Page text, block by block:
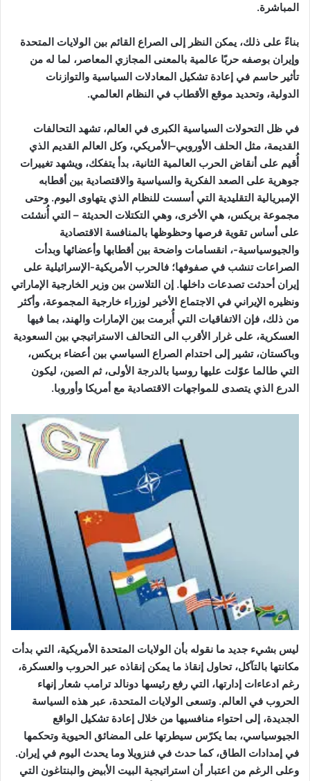
المباشرة.
بناءً على ذلك، يمكن النظر إلى الصراع القائم بين الولايات المتحدة
وإيران بوصفه حربًا عالمية بالمعنى المجازي المعاصر، لما له من
تأثير حاسم في إعادة تشكيل المعادلات السياسية والتوازنات
الدولية، وتحديد موقع الأقطاب في النظام العالمي.
في ظل التحولات السياسية الكبرى في العالم، تشهد التحالفات
القديمة، مثل الحلف الأوروبي–الأمريكي، وكل العالم القديم الذي
أُقيم على أنقاض الحرب العالمية الثانية، بدأ يتفكك، ويشهد تغييرات
جوهرية على الصعد الفكرية والسياسية والاقتصادية بين أقطابه
الإمبريالية التقليدية التي أسست للنظام الذي يتهاوى اليوم. وحتى
مجموعة بريكس، هي الأخرى، وهي التكتلات الحديثة – التي أُنشئت
على أساس تقوية فرصها وحظوظها بالمنافسة الاقتصادية
والجيوسياسية-، انقسامات واضحة بين أقطابها وأعضائها وبدأت
الصراعات تنشب في صفوفها؛ فالحرب الأمريكية-الإسرائيلية على
إيران أحدثت تصدعات داخلها. إن التلاسن بين وزير الخارجية الإماراتي
ونظيره الإيراني في الاجتماع الأخير لوزراء خارجية المجموعة، وأكثر
من ذلك، فإن الاتفاقيات التي أُبرمت بين الإمارات والهند، بما فيها
العسكرية، على غرار الأقرب الى التحالف الاستراتيجي بين السعودية
وباكستان، تشير إلى احتدام الصراع السياسي بين أعضاء بريكس،
التي طالما عوّلت عليها روسيا بالدرجة الأولى، ثم الصين، ليكون
الدرع الذي يتصدى للمواجهات الاقتصادية مع أمريكا وأوروبا.
ليس بشيء جديد ما نقوله بأن الولايات المتحدة الأمريكية، التي بدأت
مكانتها بالتآكل، تحاول إنقاذ ما يمكن إنقاذه عبر الحروب والعسكرة،
رغم ادعاءات إدارتها، التي رفع رئيسها دونالد ترامب شعار إنهاء
الحروب في العالم. وتسعى الولايات المتحدة، عبر هذه السياسة
الجديدة، إلى احتواء منافسيها من خلال إعادة تشكيل الواقع
الجيوسياسي، بما يكرّس سيطرتها على المضائق الحيوية وتحكمها
في إمدادات الطاق، كما حدث في فنزويلا وما يحدث اليوم في إيران.
وعلى الرغم من اعتبار أن استراتيجية البيت الأبيض والبنتاغون التي